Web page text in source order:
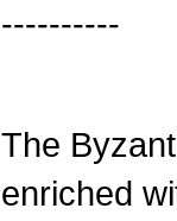
----------
The
enriched